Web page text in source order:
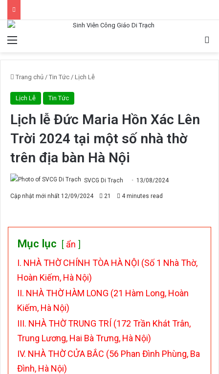
Menu
Trang chủ / Tin Tức / Lịch Lễ
Lịch Lễ Tin Tức
Lịch lễ Đức Maria Hồn Xác Lên
Trời 2024 tại một số nhà thờ
trên địa bàn Hà Nội
SVCG Di Trạch 13/08/2024
Cập nhật mới nhất 12/09/2024 21 4 minutes read
Mục lục
ẩn
I. NHÀ THỜ CHÍNH TÒA HÀ NỘI (Số 1 Nhà Thờ,
Hoàn Kiếm, Hà Nội)
II. NHÀ THỜ HÀM LONG (21 Hàm Long, Hoàn
Kiếm, Hà Nội)
III. NHÀ THỜ TRUNG TRÍ (172 Trần Khát Trân,
Trung Lương, Hai Bà Trưng, Hà Nội)
IV. NHÀ THỜ CỬA BẮC (56 Phan Đình Phùng, Ba
Đình, Hà Nội)